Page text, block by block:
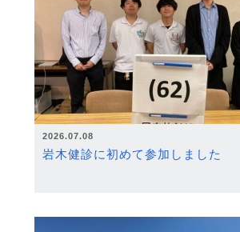
2026.07.08
岩木健診に初めて参加しました